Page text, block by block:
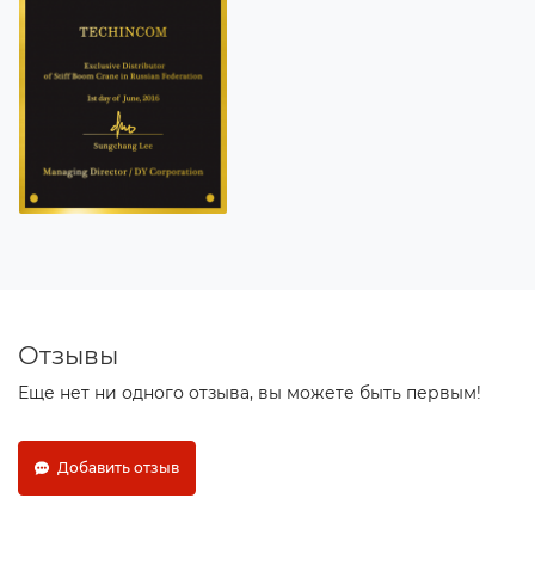
Отзывы
Еще нет ни одного отзыва, вы можете быть первым!
Добавить отзыв